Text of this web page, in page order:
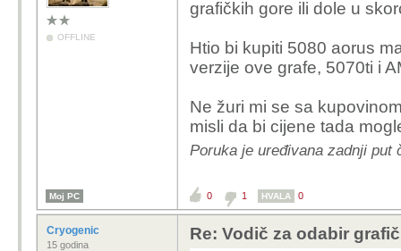
OFFLINE
grafičkih gore ili dole u
Htio bi kupiti 5080 aorus
verzije ove grafe, 5070ti i
Ne žuri mi se sa
misli da bi cijene tada
Poruka je uređivana zadnji put
Moj PC 0 1 HVALA 0
Cryogenic
15 godina
Re: Vodič za odabir